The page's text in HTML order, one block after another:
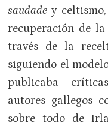
saudadey
recuperación de
través de la
siguiendo el
publicaba
autores gallegos
sobre todo de